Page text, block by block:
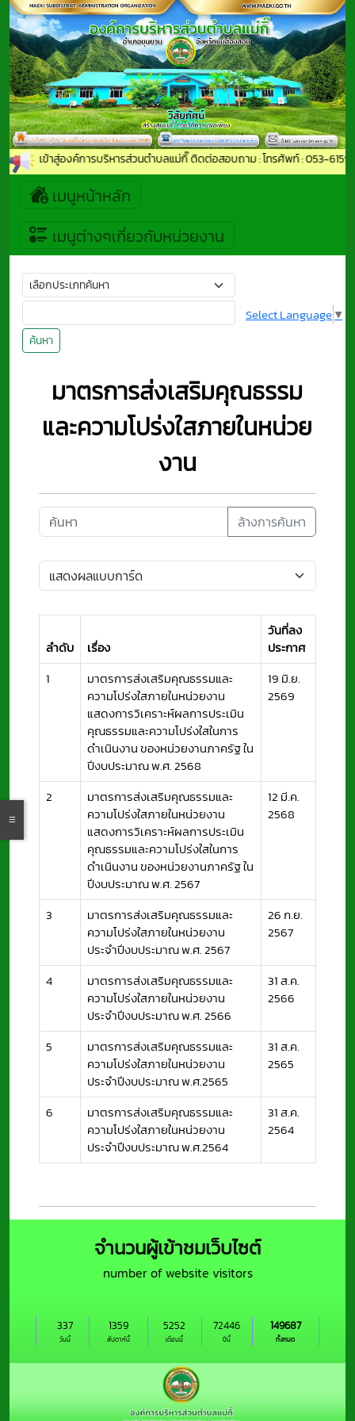
นรับเข้าสู่องค์การบริหารส่วนตำบลแม่กิ๊ ติดต่อสอบถาม : โทรศัพท์ : 053-615962
เมนูหน้าหลัก
เมนูต่างๆเกี่ยวกับหน่วยงาน
ค้นหา
Select Language▼
มาตรการส่งเสริมคุณธรรม
และความโปร่งใสภายในหน่วย
งาน
ล้างการค้นหา
ลำดับ เรื่อง
วันที่ลง
ประกาศ
1
มาตรการส่งเสริมคุณธรรมและ
ความโปร่งใสภายในหน่วยงาน
แสดงการวิเคราะห์ผลการประเมิน
คุณธรรมและความโปร่งใสในการ
ดำเนินงาน ของหน่วยงานภาครัฐ ใน
ปีงบประมาณ พ.ศ. 2568
19 มิ.ย.
2569
2
มาตรการส่งเสริมคุณธรรมและ
ความโปร่งใสภายในหน่วยงาน
แสดงการวิเคราะห์ผลการประเมิน
คุณธรรมและความโปร่งใสในการ
ดำเนินงาน ของหน่วยงานภาครัฐ ใน
ปีงบประมาณ พ.ศ. 2567
12 มี.ค.
2568
3
มาตรการส่งเสริมคุณธรรมและ
ความโปร่งใสภายในหน่วยงาน
ประจำปีงบประมาณ พ.ศ. 2567
26 ก.ย.
2567
4
มาตรการส่งเสริมคุณธรรมและ
ความโปร่งใสภายในหน่วยงาน
ประจำปีงบประมาณ พ.ศ. 2566
31 ส.ค.
2566
5
มาตรการส่งเสริมคุณธรรมและ
ความโปร่งใสภายในหน่วยงาน
ประจำปีงบประมาณ พ.ศ.2565
31 ส.ค.
2565
6
มาตรการส่งเสริมคุณธรรมและ
ความโปร่งใสภายในหน่วยงาน
ประจำปีงบประมาณ พ.ศ.2564
31 ส.ค.
2564
จำนวนผู้เข้าชมเว็บไซต์
number of website visitors
วันนี้
337
สัปดาห์นี้
1359
เดือนนี้
5252
ปีนี้
72446
ทั้งหมด
149687